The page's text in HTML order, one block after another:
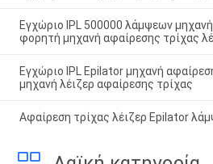
Εγχώριο IPL 500000 λάμψεων
φορητή μηχανή αφαίρεσης τρίχας
Εγχώριο IPL Epilator μηχανή
μηχανή λέιζερ αφαίρεσης τρίχας
Αφαίρεση τρίχας λέιζερ Epilator